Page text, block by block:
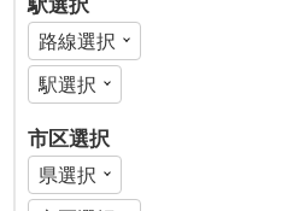
市区選択